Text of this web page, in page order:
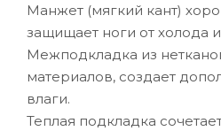
Манжет (мягкий кант)
защищает ноги от холода
Межподкладка из
материалов, создает
влаги.
Теплая подкладка